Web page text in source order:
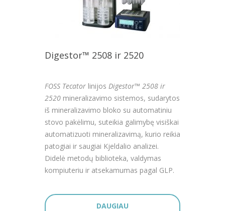
Digestor™ 2508 ir 2520
FOSS Tecator linijos Digestor™ 2508 ir
2520 mineralizavimo sistemos, sudarytos
iš mineralizavimo bloko su automatiniu
stovo pakėlimu, suteikia galimybę visiškai
automatizuoti mineralizavimą, kurio reikia
patogiai ir saugiai Kjeldalio analizei.
Didelė metodų biblioteka, valdymas
kompiuteriu ir atsekamumas pagal GLP.
DAUGIAU